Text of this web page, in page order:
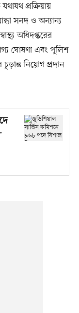
প্রক্রিয়ায়
সনদ ও অন্যান্য
অধিদপ্তরের
ঘোষণা এবং পুলিশ
নিয়োগ প্রদান